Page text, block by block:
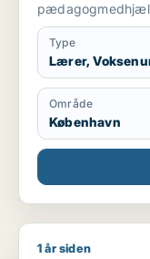
Type
Lærer,
Område
København
Anna søger job
1 år siden